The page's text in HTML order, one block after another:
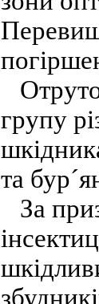
групу
та
За